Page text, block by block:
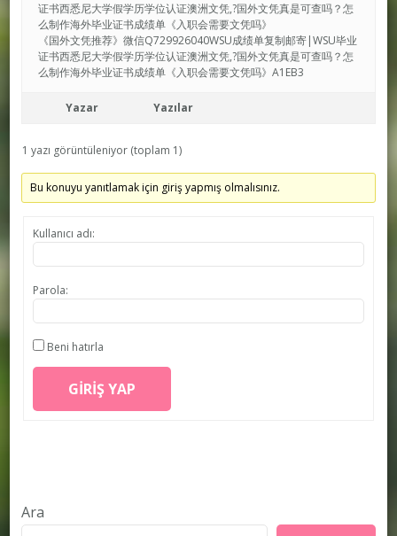
证书西悉尼大学假学历学位认证澳洲文凭,?国外文凭真是可查吗？怎
么制作海外毕业证书成绩单《入职会需要文凭吗》
《国外文凭推荐》微信Q729926040WSU成绩单复制邮寄|WSU毕业
证书西悉尼大学假学历学位认证澳洲文凭,?国外文凭真是可查吗？怎
么制作海外毕业证书成绩单《入职会需要文凭吗》A1EB3
Yazar Yazılar
1 yazı görüntüleniyor (toplam 1)
Bu konuyu yanıtlamak için giriş yapmış olmalısınız.
Kullanıcı adı:
Parola:
Beni hatırla
GIRIŞ YAP
Ara